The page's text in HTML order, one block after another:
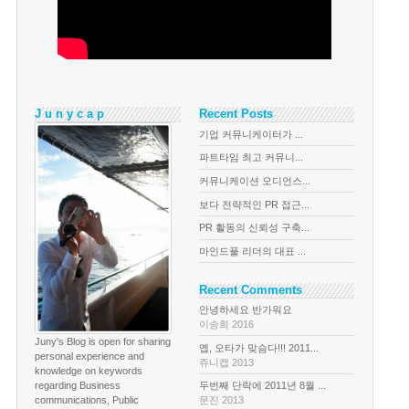
J u n y c a p
Juny's Blog is open for sharing
personal experience and
knowledge on keywords
regarding Business
communications, Public
Recent Posts
기업 커뮤니케이터가 ...
파트타임 최고 커뮤니...
커뮤니케이션 오디언스...
보다 전략적인 PR 접근...
PR 활동의 신뢰성 구축...
마인드풀 리더의 대표 ...
Recent Comments
안녕하세요 반가워요
이승희 2016
옙, 오타가 맞슴다!!! 2011...
쥬니캡 2013
두번째 단락에 2011년 8월 ...
문진 2013